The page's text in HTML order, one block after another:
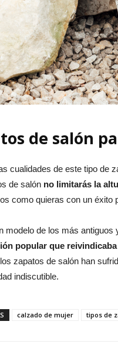
de salón
cualidades de este tipo de
de salón no limitarás la
como quieras con un éxito
modelo de los más
popular que
zapatos de salón han
indiscutible.
calzado de mujer tipos de